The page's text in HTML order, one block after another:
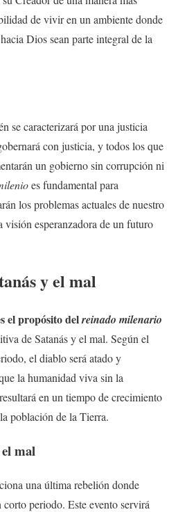
de vivir en un ambiente donde
Dios sean parte integral de la
se caracterizará por una justicia
con justicia, y todos los que
un gobierno sin corrupción ni
es fundamental para
los problemas actuales de nuestro
esperanzadora de un futuro
y el mal
el propósito delreinado milenario
de Satanás y el mal. Según el
el diablo será atado y
la humanidad viva sin la
en un tiempo de crecimiento
población de la Tierra.
mal
una última rebelión donde
periodo. Este evento servirá